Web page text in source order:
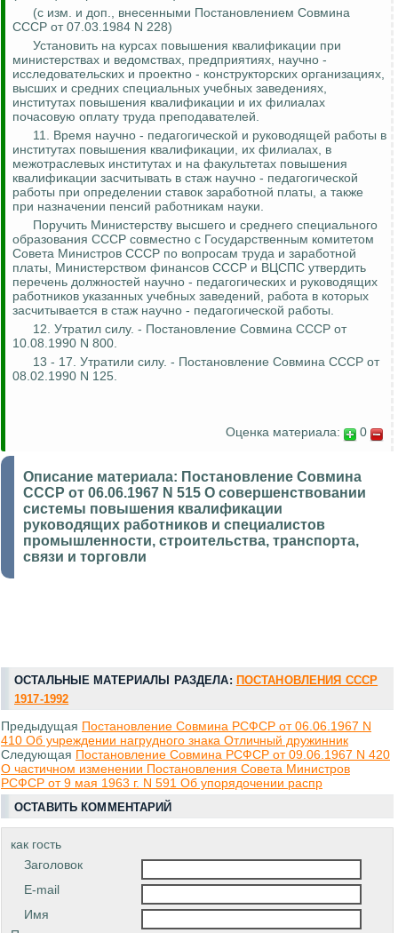
(с изм. и доп., внесенными Постановлением Совмина
СССР от 07.03.1984 N 228)
Установить на курсах повышения квалификации при
министерствах и ведомствах, предприятиях, научно -
исследовательских и проектно - конструкторских организациях,
высших и средних специальных учебных заведениях,
институтах повышения квалификации и их филиалах
почасовую оплату труда преподавателей.
11. Время научно - педагогической и руководящей работы в
институтах повышения квалификации, их филиалах, в
межотраслевых институтах и на факультетах повышения
квалификации засчитывать в стаж научно - педагогической
работы при определении ставок заработной платы, а также
при назначении пенсий работникам науки.
Поручить Министерству высшего и среднего специального
образования СССР совместно с Государственным комитетом
Совета Министров СССР по вопросам труда и заработной
платы, Министерством финансов СССР и ВЦСПС утвердить
перечень должностей научно - педагогических и руководящих
работников указанных учебных заведений, работа в которых
засчитывается в стаж научно - педагогической работы.
12. Утратил силу. - Постановление Совмина СССР от
10.08.1990 N 800.
13 - 17. Утратили силу. - Постановление Совмина СССР от
08.02.1990 N 125.
Оценка материала: 0
Описание материала: Постановление Совмина
СССР от 06.06.1967 N 515 О совершенствовании
системы повышения квалификации
руководящих работников и специалистов
промышленности, строительства, транспорта,
связи и торговли
ОСТАЛЬНЫЕ МАТЕРИАЛЫ РАЗДЕЛА: ПОСТАНОВЛЕНИЯ СССР
1917-1992
Предыдущая Постановление Совмина РСФСР от 06.06.1967 N
410 Об учреждении нагрудного знака Отличный дружинник
Следующая Постановление Совмина РСФСР от 09.06.1967 N 420
О частичном изменении Постановления Совета Министров
РСФСР от 9 мая 1963 г. N 591 Об упорядочении распр
ОСТАВИТЬ КОММЕНТАРИЙ
как гость
Заголовок
E-mail
Имя